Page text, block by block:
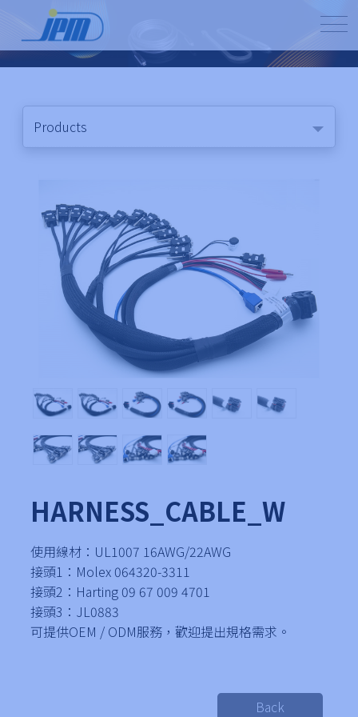
Products
HARNESS_CABLE_W
使用線材：UL1007 16AWG/22AWG
接頭1：Molex 064320-3311
接頭2：Harting 09 67 009 4701
接頭3：JL0883
可提供OEM / ODM服務，歡迎提出規格需求。
Back